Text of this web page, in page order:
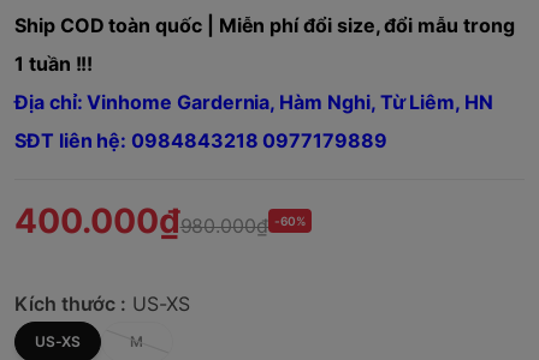
Ship COD toàn quốc | Miễn phí đổi size, đổi mẫu trong
1 tuần !!!
Địa chỉ: Vinhome Gardernia, Hàm Nghi, Từ Liêm, HN
SĐT liên hệ: 0984843218 0977179889
400.000₫980.000₫ -60%
Kích thước : US-XS
US-XS M